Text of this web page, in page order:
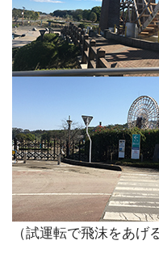
（試運転で飛沫をあげ